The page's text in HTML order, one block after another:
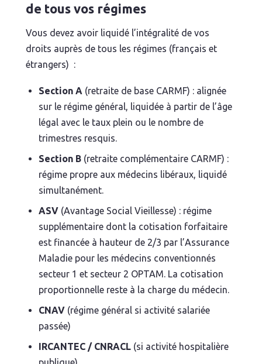
de tous vos régimes
Vous devez avoir liquidé l’intégralité de vos
droits auprès de tous les régimes (français et
étrangers) :
Section A (retraite de base CARMF) : alignée
sur le régime général, liquidée à partir de l’âge
légal avec le taux plein ou le nombre de
trimestres resquis.
Section B (retraite complémentaire CARMF) :
régime propre aux médecins libéraux, liquidé
simultanément.
ASV (Avantage Social Vieillesse) : régime
supplémentaire dont la cotisation forfaitaire
est financée à hauteur de 2/3 par l’Assurance
Maladie pour les médecins conventionnés
secteur 1 et secteur 2 OPTAM. La cotisation
proportionnelle reste à la charge du médecin.
CNAV (régime général si activité salariée
passée)
IRCANTEC / CNRACL (si activité hospitalière